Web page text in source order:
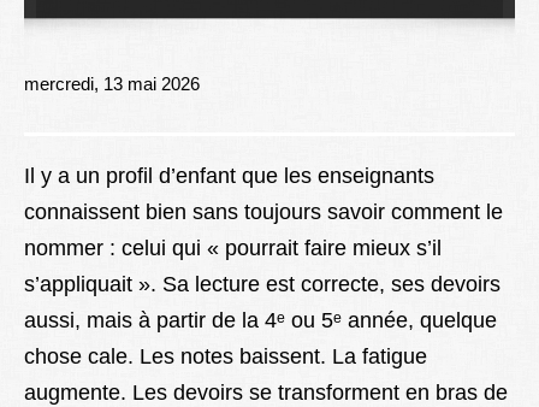
mercredi, 13 mai 2026
Il y a un profil d’enfant que les enseignants
connaissent bien sans toujours savoir comment le
nommer : celui qui « pourrait faire mieux s’il
s’appliquait ». Sa lecture est correcte, ses devoirs
aussi, mais à partir de la 4ᵉ ou 5ᵉ année, quelque
chose cale. Les notes baissent. La fatigue
augmente. Les devoirs se transforment en bras de